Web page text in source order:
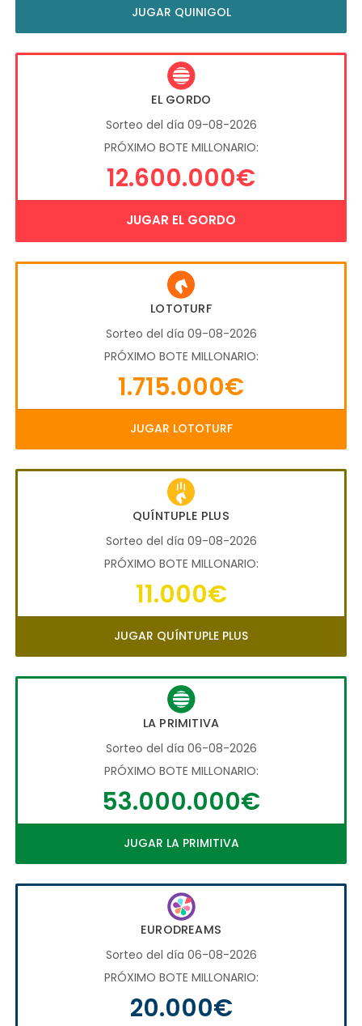
JUGAR QUINIGOL
EL GORDO
Sorteo del día 09-08-2026
PRÓXIMO BOTE MILLONARIO:
12.600.000€
JUGAR EL GORDO
LOTOTURF
Sorteo del día 09-08-2026
PRÓXIMO BOTE MILLONARIO:
1.715.000€
JUGAR LOTOTURF
QUÍNTUPLE PLUS
Sorteo del día 09-08-2026
PRÓXIMO BOTE MILLONARIO:
11.000€
JUGAR QUÍNTUPLE PLUS
LA PRIMITIVA
Sorteo del día 06-08-2026
PRÓXIMO BOTE MILLONARIO:
53.000.000€
JUGAR LA PRIMITIVA
EURODREAMS
Sorteo del día 06-08-2026
PRÓXIMO BOTE MILLONARIO:
20.000€